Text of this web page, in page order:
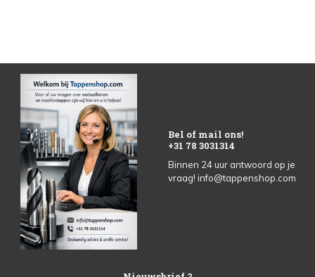
Bel of mail ons!
+31 78 3031314
Binnen 24 uur antwoord op je
vraag! info@tappenshop.com